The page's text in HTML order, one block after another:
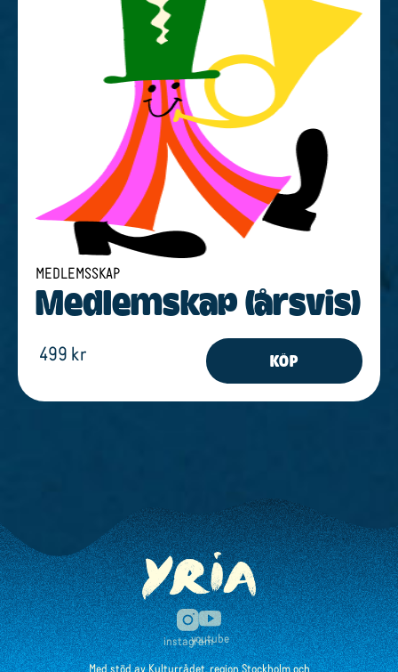
MEDLEMSSKAP
Medlem­s­kap (årsvis)
499 kr KÖP
instagram
youtube
Med stöd av Kulturrådet, region Stockholm och